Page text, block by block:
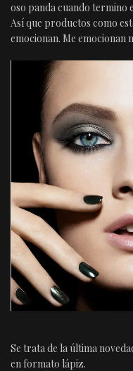
oso panda cuando
Así que productos como
emocionan. Me emocionan
Se trata de la última
en formato lápiz.